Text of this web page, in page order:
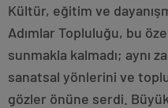
Kültür, eğitim ve
Adımlar Topluluğu, bu
sunmakla kalmadı; aynı
sanatsal yönlerini ve
gözler önüne serdi.